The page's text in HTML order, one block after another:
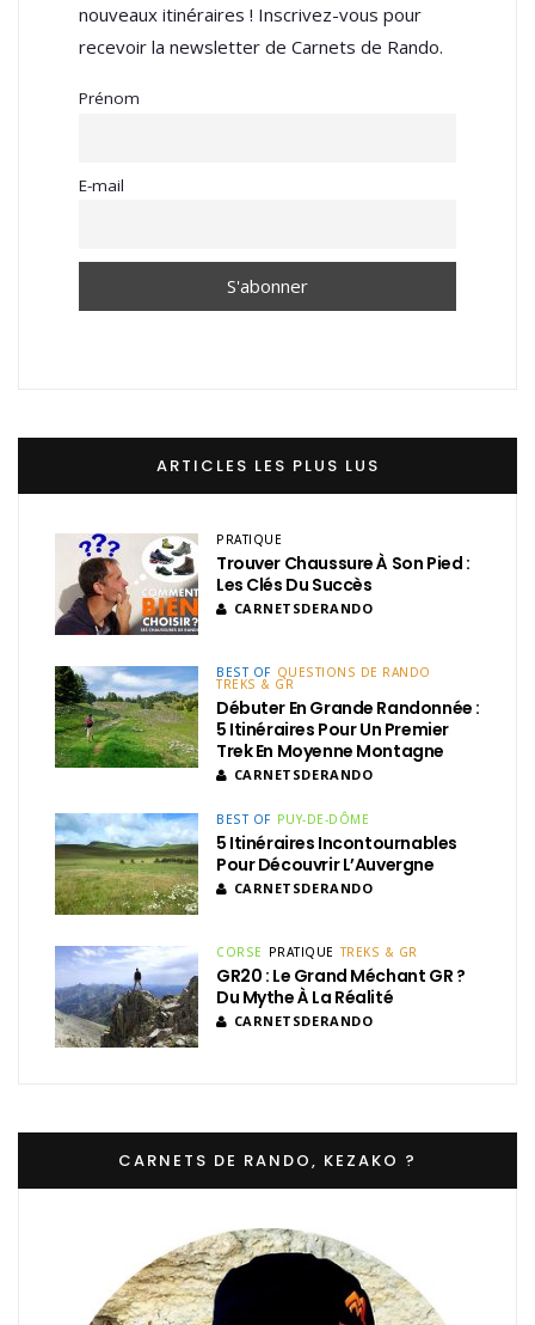
nouveaux itinéraires ! Inscrivez-vous pour
recevoir la newsletter de Carnets de Rando.
Prénom
E-mail
ARTICLES LES PLUS LUS
PRATIQUE
Trouver Chaussure À Son Pied :
Les Clés Du Succès
CARNETSDERANDO
BEST OF QUESTIONS DE RANDO
TREKS & GR
Débuter En Grande Randonnée :
5 Itinéraires Pour Un Premier
Trek En Moyenne Montagne
CARNETSDERANDO
BEST OF PUY-DE-DÔME
5 Itinéraires Incontournables
Pour Découvrir L’Auvergne
CARNETSDERANDO
CORSE PRATIQUE TREKS & GR
GR20 : Le Grand Méchant GR ?
Du Mythe À La Réalité
CARNETSDERANDO
CARNETS DE RANDO, KEZAKO ?